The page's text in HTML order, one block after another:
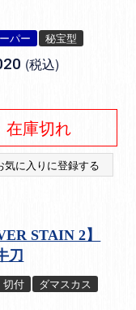
パー 秘宝型
税込
在庫切れ
気に入りに登録する
STAIN 2】
刀
切付
ダマスカス